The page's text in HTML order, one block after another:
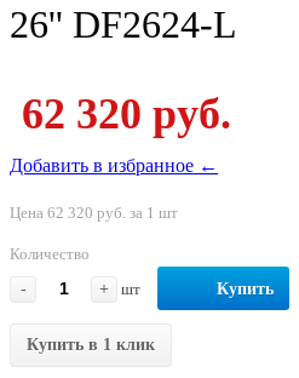
26'' DF2624-L
62 320 руб.
Добавить в избранное ←
Цена 62 320 руб. за 1 шт
Количество
-
+ шт Купить
Купить в 1 клик